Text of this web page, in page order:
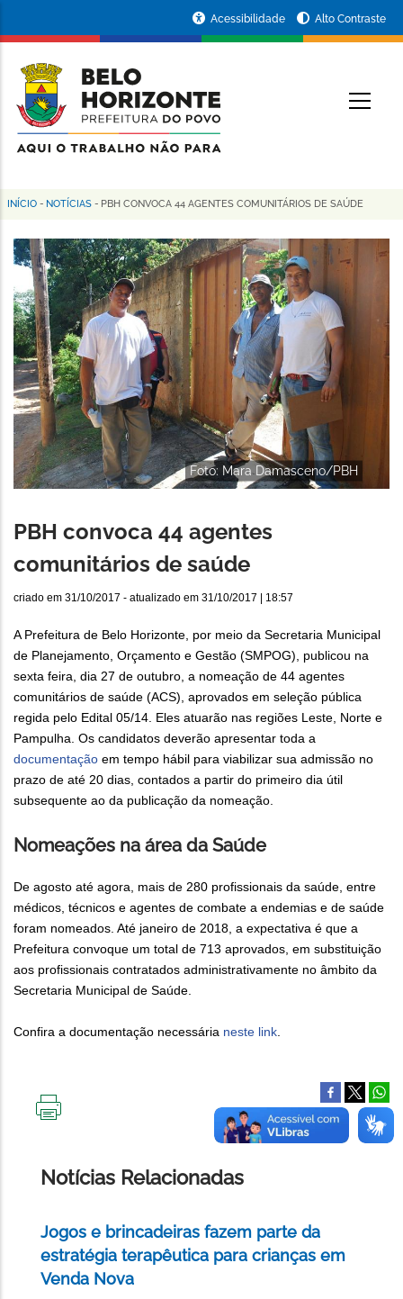
conteúdo
principal
da
Prefeitura
de
Horizonte
Acessibilidade Alto Contraste
Trilha
de
navegação
INÍCIO - NOTÍCIAS - PBH CONVOCA 44 AGENTES COMUNITÁRIOS DE SAÚDE
Foto: Mara Damasceno/PBH
PBH convoca 44 agentes
comunitários de saúde
criado em 31/10/2017 - atualizado em 31/10/2017 | 18:57
A Prefeitura de Belo Horizonte, por meio da Secretaria Municipal
de Planejamento, Orçamento e Gestão (SMPOG), publicou na
sexta feira, dia 27 de outubro, a nomeação de 44 agentes
comunitários de saúde (ACS), aprovados em seleção pública
regida pelo Edital 05/14. Eles atuarão nas regiões Leste, Norte e
Pampulha. Os candidatos deverão apresentar toda a
documentação em tempo hábil para viabilizar sua admissão no
prazo de até 20 dias, contados a partir do primeiro dia útil
subsequente ao da publicação da nomeação.
Nomeações na área da Saúde
De agosto até agora, mais de 280 profissionais da saúde, entre
médicos, técnicos e agentes de combate a endemias e de saúde
foram nomeados. Até janeiro de 2018, a expectativa é que a
Prefeitura convoque um total de 713 aprovados, em substituição
aos profissionais contratados administrativamente no âmbito da
Secretaria Municipal de Saúde.
Confira a documentação necessária neste link.
Notícias Relacionadas
Jogos e brincadeiras fazem parte da
estratégia terapêutica para crianças em
Venda Nova